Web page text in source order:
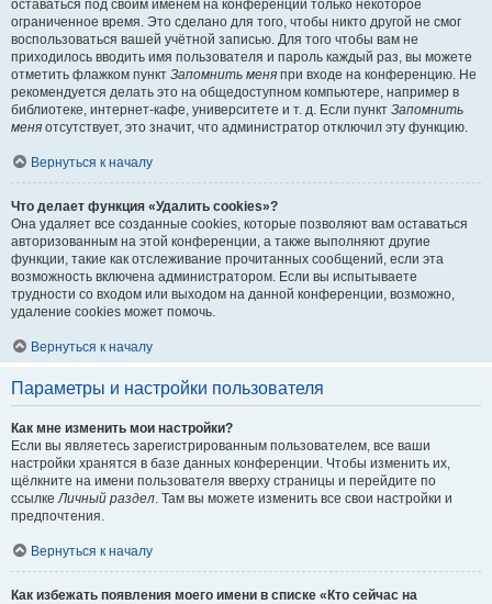
оставаться под своим именем на конференции только некоторое
ограниченное время. Это сделано для того, чтобы никто другой не смог
воспользоваться вашей учётной записью. Для того чтобы вам не
приходилось вводить имя пользователя и пароль каждый раз, вы можете
отметить флажком пункт Запомнить меня при входе на конференцию. Не
рекомендуется делать это на общедоступном компьютере, например в
библиотеке, интернет-кафе, университете и т. д. Если пункт Запомнить
меня отсутствует, это значит, что администратор отключил эту функцию.
Вернуться к началу
Что делает функция «Удалить cookies»?
Она удаляет все созданные cookies, которые позволяют вам оставаться
авторизованным на этой конференции, а также выполняют другие
функции, такие как отслеживание прочитанных сообщений, если эта
возможность включена администратором. Если вы испытываете
трудности со входом или выходом на данной конференции, возможно,
удаление cookies может помочь.
Вернуться к началу
Параметры и настройки пользователя
Как мне изменить мои настройки?
Если вы являетесь зарегистрированным пользователем, все ваши
настройки хранятся в базе данных конференции. Чтобы изменить их,
щёлкните на имени пользователя вверху страницы и перейдите по
ссылкеЛичный раздел. Там вы можете изменить все свои настройки и
предпочтения.
Вернуться к началу
Как избежать появления моего имени в списке «Кто сейчас на